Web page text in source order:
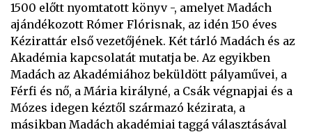
1500 előtt nyomtatott könyv -, amelyet Madách
ajándékozott Rómer Flórisnak, az idén 150 éves
Kézirattár első vezetőjének. Két tárló Madách és az
Akadémia kapcsolatát mutatja be. Az egyikben
Madách az Akadémiához beküldött pályaművei, a
Férfi és nő, a Mária királyné, a Csák végnapjai és a
Mózes idegen kéztől származó kézirata, a
másikban Madách akadémiai taggá választásával